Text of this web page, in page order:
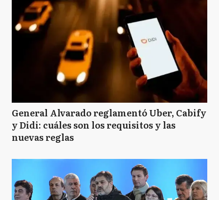
General Alvarado reglamentó Uber, Cabify
y Didi: cuáles son los requisitos y las
nuevas reglas